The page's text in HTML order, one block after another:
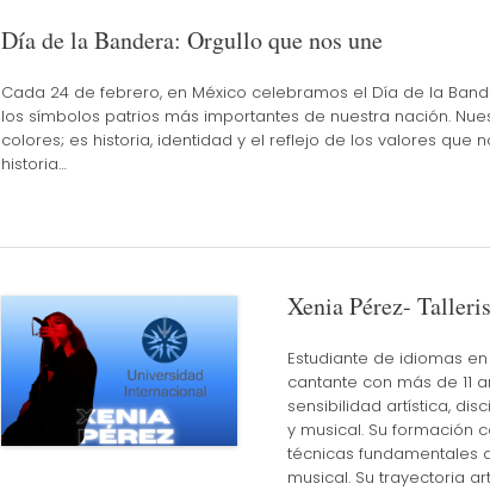
Día de la Bandera: Orgullo que nos une
Cada 24 de febrero, en México celebramos el Día de la
los símbolos patrios más importantes de nuestra nación.
colores; es historia, identidad y el reflejo de los valores que
historia…
Xenia Pérez-
Estudiante de idiomas en
cantante con más de 11
sensibilidad artística,
y musical. Su formación
técnicas fundamentales
musical. Su trayectoria